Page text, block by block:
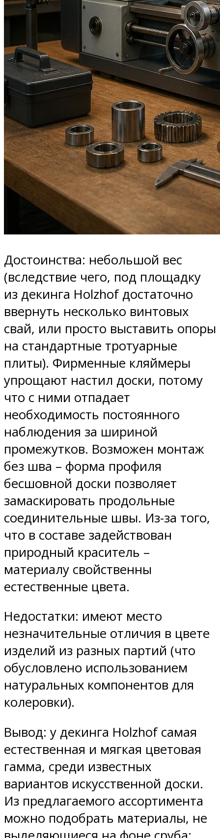
Достоинства: небольшой вес
(вследствие чего, под площадку
из декинга Holzhof достаточно
ввернуть несколько винтовых
свай, или просто выставить опоры
на стандартные тротуарные
плиты). Фирменные кляймеры
упрощают настил доски, потому
что с ними отпадает
необходимость постоянного
наблюдения за шириной
промежутков. Возможен монтаж
без шва – форма профиля
бесшовной доски позволяет
замаскировать продольные
соединительные швы. Из-за того,
что в составе задействован
природный краситель –
материалу свойственны
естественные цвета.
Недостатки: имеют место
незначительные отличия в цвете
изделий из разных партий (что
обусловлено использованием
натуральных компонентов для
колеровки).
Вывод: у декинга Holzhof самая
естественная и мягкая цветовая
гамма, среди известных
вариантов искусственной доски.
Из предлагаемого ассортимента
можно подобрать материалы, не